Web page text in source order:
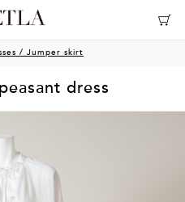
/ Jumper skirt
dress